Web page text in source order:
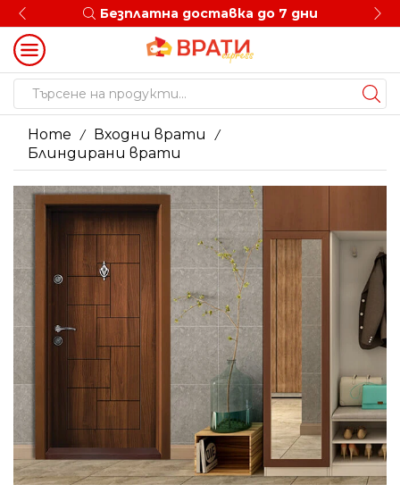
Безплатна доставка до 7 дни
input
Home / Входни врати /
Блиндирани врати